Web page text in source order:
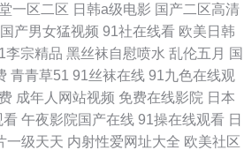
一区二区 日韩a级电影 国产二区高清
国产男女猛视频 91社在线看 欧美日韩
李宗精品 黑丝袜自慰喷水 乱伦五月 国
青青草51 91丝袜在线 91九色在线观
成年人网站视频 免费在线影院 日本
看 午夜影院国产在线 91操在线观看 日
一级天天 内射性爱网址大全 欧美社区